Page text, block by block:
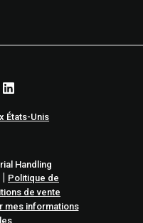
États-Unis
Handling
| Politique de
de vente
mes informations